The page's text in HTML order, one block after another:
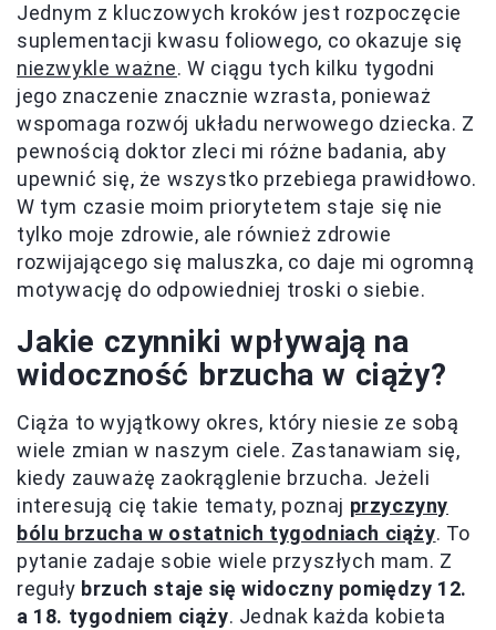
Jednym z kluczowych kroków jest rozpoczęcie
suplementacji kwasu foliowego, co okazuje się
niezwykle ważne. W ciągu tych kilku tygodni
jego znaczenie znacznie wzrasta, ponieważ
wspomaga rozwój układu nerwowego dziecka. Z
pewnością doktor zleci mi różne badania, aby
upewnić się, że wszystko przebiega prawidłowo.
W tym czasie moim priorytetem staje się nie
tylko moje zdrowie, ale również zdrowie
rozwijającego się maluszka, co daje mi ogromną
motywację do odpowiedniej troski o siebie.
Jakie czynniki wpływają na
widoczność brzucha w ciąży?
Ciąża to wyjątkowy okres, który niesie ze sobą
wiele zmian w naszym ciele. Zastanawiam się,
kiedy zauważę zaokrąglenie brzucha. Jeżeli
interesują cię takie tematy, poznaj przyczyny
bólu brzucha w ostatnich tygodniach ciąży. To
pytanie zadaje sobie wiele przyszłych mam. Z
reguły brzuch staje się widoczny pomiędzy 12.
a 18. tygodniem ciąży. Jednak każda kobieta